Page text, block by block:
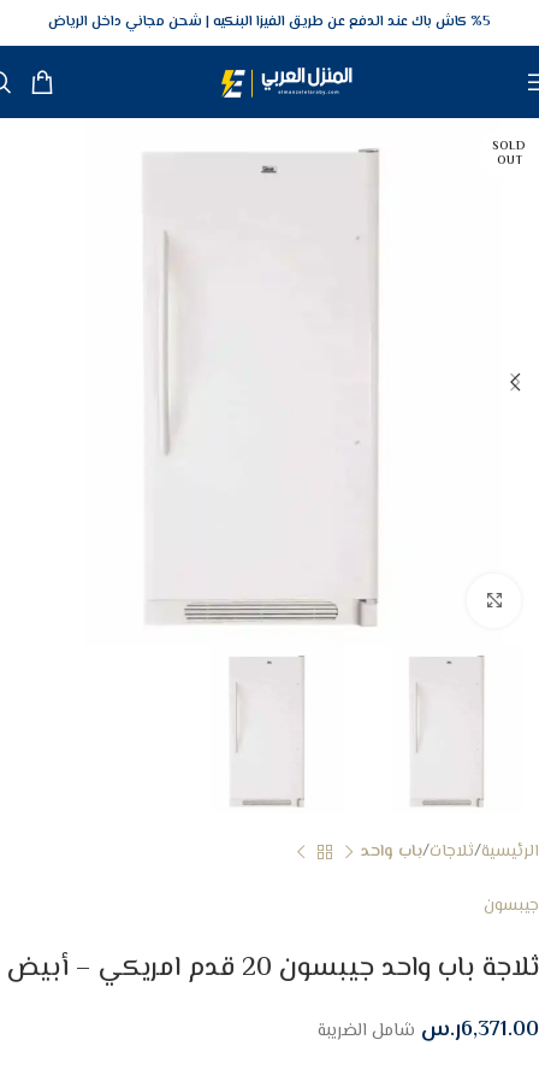
5‎% كاش باك عند الدفع عن طريق الفيزا البنكيه شحن مجاني داخل الرياض
SOLD
OUT
Click to enlarge
الرئيسية ثلاجات باب واحد
جيبسون
ثلاجة باب واحد جيبسون 20 قدم امريكي – أبيض
6,371.00ر.س شامل الضريبة